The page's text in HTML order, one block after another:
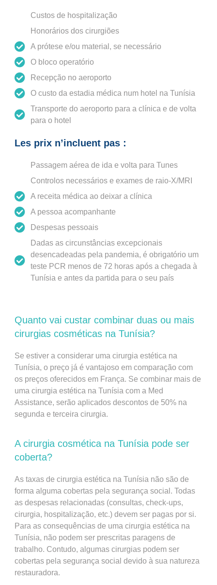
Custos de hospitalização
Honorários dos cirurgiões
A prótese e/ou material, se necessário
O bloco operatório
Recepção no aeroporto
O custo da estadia médica num hotel na Tunísia
Transporte do aeroporto para a clínica e de volta
para o hotel
Les prix n’incluent pas :
Passagem aérea de ida e volta para Tunes
Controlos necessários e exames de raio-X/MRI
A receita médica ao deixar a clínica
A pessoa acompanhante
Despesas pessoais
Dadas as circunstâncias excepcionais
desencadeadas pela pandemia, é obrigatório um
teste PCR menos de 72 horas após a chegada à
Tunísia e antes da partida para o seu país
Quanto vai custar combinar duas ou mais
cirurgias cosméticas na Tunísia?
Se estiver a considerar uma cirurgia estética na
Tunísia, o preço já é vantajoso em comparação com
os preços oferecidos em França. Se combinar mais de
uma cirurgia estética na Tunísia com a Med
Assistance, serão aplicados descontos de 50% na
segunda e terceira cirurgia.
A cirurgia cosmética na Tunísia pode ser
coberta?
As taxas de cirurgia estética na Tunísia não são de
forma alguma cobertas pela segurança social. Todas
as despesas relacionadas (consultas, check-ups,
cirurgia, hospitalização, etc.) devem ser pagas por si.
Para as consequências de uma cirurgia estética na
Tunísia, não podem ser prescritas paragens de
trabalho. Contudo, algumas cirurgias podem ser
cobertas pela segurança social devido à sua natureza
restauradora.